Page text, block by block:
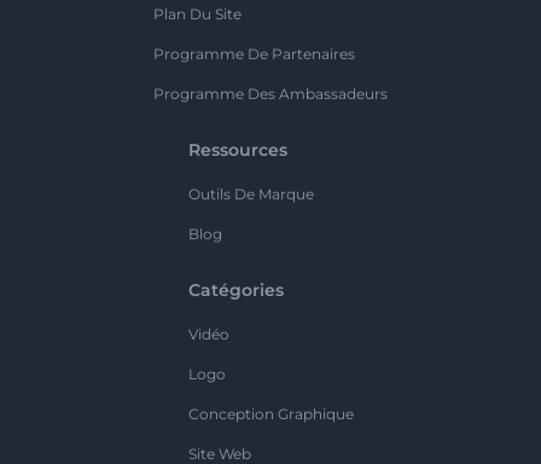
Plan Du Site
Programme De Partenaires
Programme Des Ambassadeurs
Ressources
Outils De Marque
Blog
Catégories
Vidéo
Logo
Conception Graphique
Site Web